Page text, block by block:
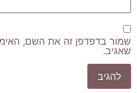
שמור בדפדפן זה את השם,
שאגיב.